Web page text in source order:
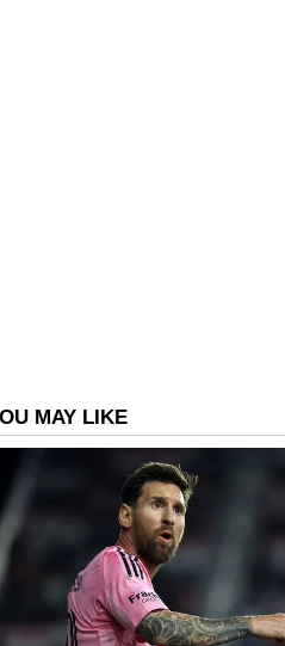
പള്‍പ്പ് അരക്കപ്പ്
ശേഷം ഈ
ഈ മിശ്രിതം
ടീസ്പൂണ്‍ കടലമാവില്‍ ഒരു